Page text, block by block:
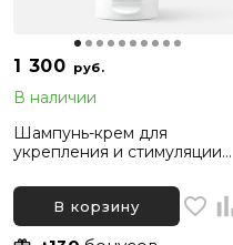
1 300 руб.
В наличии
Шампунь-крем для
укрепления и стимуляции
жирности и перхоти Folligen
Plus Dr. For Hair, 100 мл
В корзину